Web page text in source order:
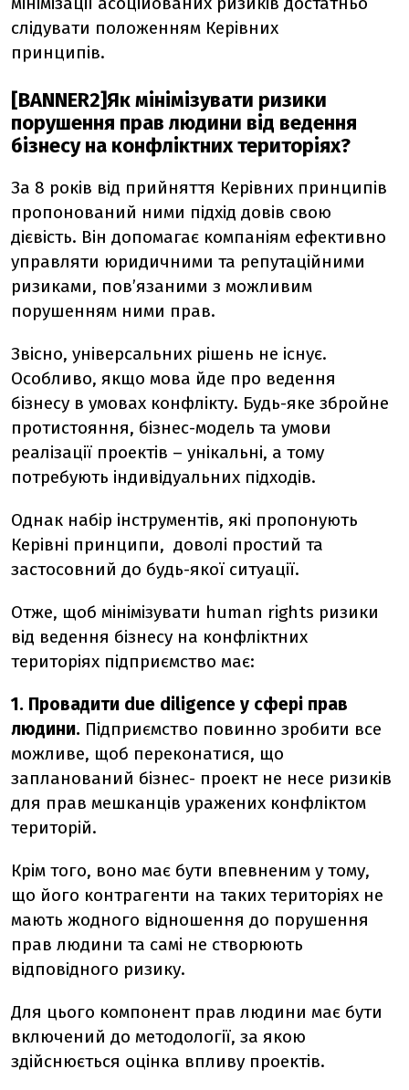
слідувати положенням Керівних
принципів.
[BANNER2]Як мінімізувати ризики
порушення прав людини від ведення
бізнесу на конфліктних територіях?
За 8 років від прийняття Керівних принципів
пропонований ними підхід довів свою
дієвість. Він допомагає компаніям ефективно
управляти юридичними та репутаційними
ризиками, пов’язаними з можливим
порушенням ними прав.
Звісно, універсальних рішень не існує.
Особливо, якщо мова йде про ведення
бізнесу в умовах конфлікту. Будь-яке збройне
протистояння, бізнес-модель та умови
реалізації проектів – унікальні, а тому
потребують індивідуальних підходів.
Однак набір інструментів, які пропонують
Керівні принципи, доволі простий та
застосовний до будь-якої ситуації.
Отже, щоб мінімізувати human rights ризики
від ведення бізнесу на конфліктних
територіях підприємство має:
1. Провадити due diligence у сфері прав
людини. Підприємство повинно зробити все
можливе, щоб переконатися, що
запланований бізнес- проект не несе ризиків
для прав мешканців уражених конфліктом
територій.
Крім того, воно має бути впевненим у тому,
що його контрагенти на таких територіях не
мають жодного відношення до порушення
прав людини та самі не створюють
відповідного ризику.
Для цього компонент прав людини має бути
включений до методології, за якою
здійснюється оцінка впливу проектів.